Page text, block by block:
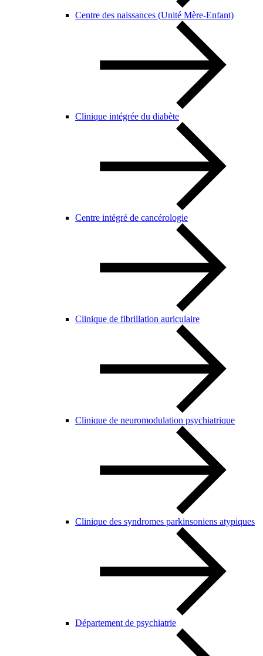
Centre des naissances (Unité Mère-Enfant)
Clinique intégrée du diabète
Centre intégré de cancérologie
Clinique de fibrillation auriculaire
Clinique de neuromodulation psychiatrique
Clinique des syndromes parkinsoniens atypiques
Département de psychiatrie